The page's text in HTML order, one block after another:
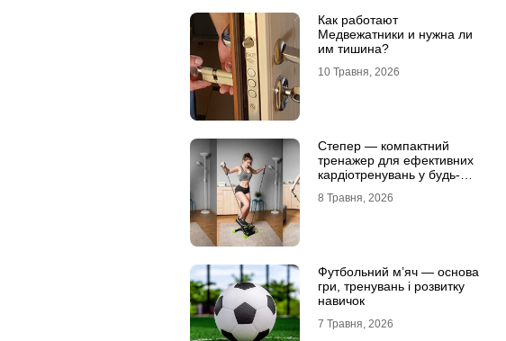
Как работают
Медвежатники и нужна ли
им тишина?
10 Травня, 2026
Степер — компактний
тренажер для ефективних
кардіотренувань у будь-
8 Травня, 2026
Футбольний м’яч — основа
гри, тренувань і розвитку
навичок
7 Травня, 2026